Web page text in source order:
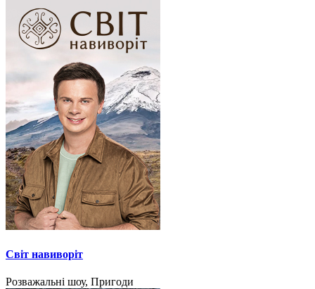
Світ навиворіт
Розважальні шоу, Пригоди